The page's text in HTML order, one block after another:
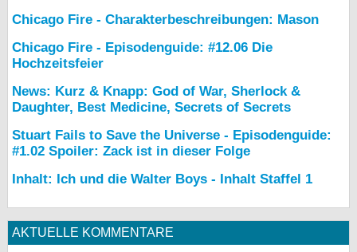
Chicago Fire - Charakterbeschreibungen: Mason
Chicago Fire - Episodenguide: #12.06 Die
Hochzeitsfeier
News: Kurz & Knapp: God of War, Sherlock &
Daughter, Best Medicine, Secrets of Secrets
Stuart Fails to Save the Universe - Episodenguide:
#1.02 Spoiler: Zack ist in dieser Folge
Inhalt: Ich und die Walter Boys - Inhalt Staffel 1
AKTUELLE KOMMENTARE